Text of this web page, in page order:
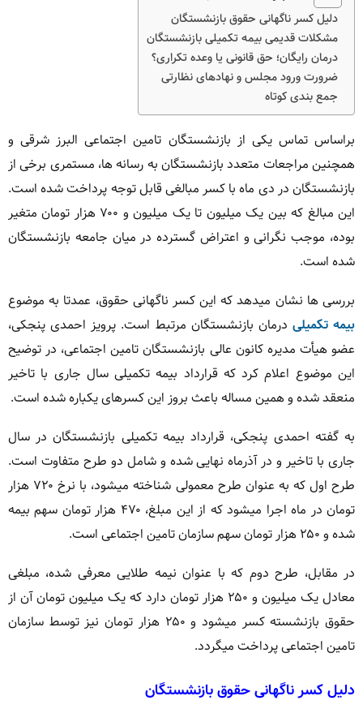
دلیل کسر ناگهانی حقوق بازنشستگان
مشکلات قدیمی بیمه تکمیلی بازنشستگان
درمان رایگان؛ حق قانونی یا وعده تکراری؟
ضرورت ورود مجلس و نهادهای نظارتی
جمع بندی کوتاه
براساس تماس یکی از بازنشستگان تامین اجتماعی البرز شرقی و
همچنین مراجعات متعدد بازنشستگان به رسانه ها، مستمری برخی از
بازنشستگان در دی ماه با کسر مبالغی قابل توجه پرداخت شده است.
این مبالغ که بین یک میلیون تا یک میلیون و ۷۰۰ هزار تومان متغیر
بوده، موجب نگرانی و اعتراض گسترده در میان جامعه بازنشستگان
شده است.
بررسی ها نشان میدهد که این کسر ناگهانی حقوق، عمدتا به موضوع
بیمه تکمیلی درمان بازنشستگان مرتبط است. پرویز احمدی پنجکی،
عضو هیأت مدیره کانون عالی بازنشستگان تامین اجتماعی، در توضیح
این موضوع اعلام کرد که قرارداد بیمه تکمیلی سال جاری با تاخیر
منعقد شده و همین مساله باعث بروز این کسرهای یکباره شده است.
به گفته احمدی پنجکی، قرارداد بیمه تکمیلی بازنشستگان در سال
جاری با تاخیر و در آذرماه نهایی شده و شامل دو طرح متفاوت است.
طرح اول که به عنوان طرح معمولی شناخته میشود، با نرخ ۷۲۰ هزار
تومان در ماه اجرا میشود که از این مبلغ، ۴۷۰ هزار تومان سهم بیمه
شده و ۲۵۰ هزار تومان سهم سازمان تامین اجتماعی است.
در مقابل، طرح دوم که با عنوان نیمه طلایی معرفی شده، مبلغی
معادل یک میلیون و ۲۵۰ هزار تومان دارد که یک میلیون تومان آن از
حقوق بازنشسته کسر میشود و ۲۵۰ هزار تومان نیز توسط سازمان
تامین اجتماعی پرداخت میگردد.
دلیل کسر ناگهانی حقوق بازنشستگان